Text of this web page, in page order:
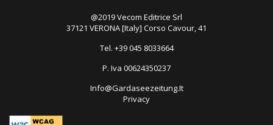
@2019 Vecom Editrice Srl
37121 VERONA [Italy] Corso Cavour, 41
Tel. +39 045 8033664
P. Iva 00624350237
Info@Gardaseezeitung.It
Privacy